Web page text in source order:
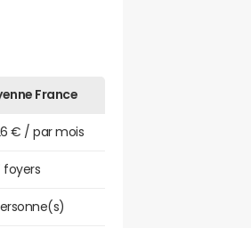
France
€ / par mois
foyers